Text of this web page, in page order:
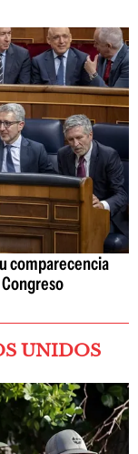
comparecencia
UNIDOS